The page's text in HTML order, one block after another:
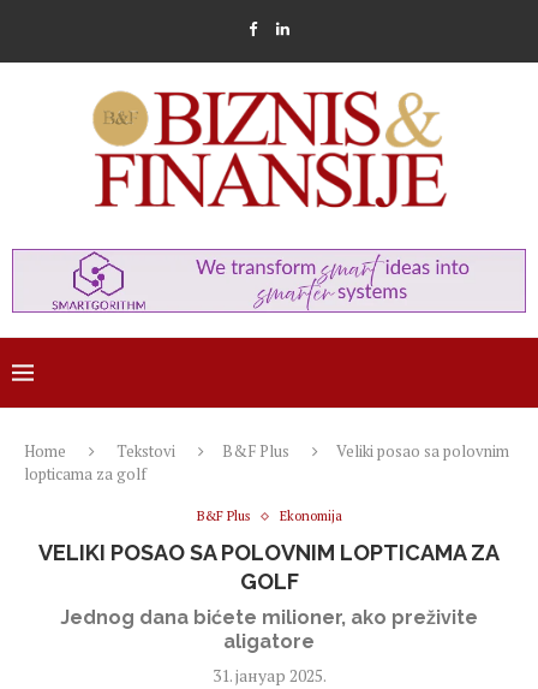
Home Tekstovi B&F Plus
Veliki posao sa polovnim
lopticama za golf
B&F Plus Ekonomija
VELIKI POSAO SA POLOVNIM LOPTICAMA ZA
GOLF
Jednog dana bićete milioner, ako preživite
aligatore
31. јануар 2025.